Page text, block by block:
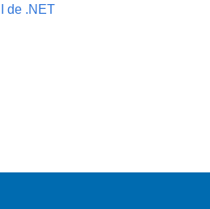
de .NET